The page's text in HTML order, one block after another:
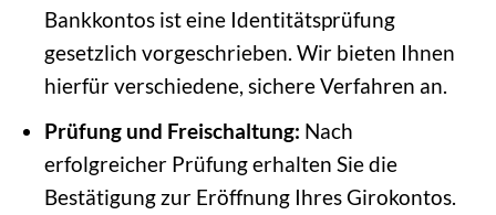
Bankkontos ist eine Identitätsprüfung
gesetzlich vorgeschrieben. Wir bieten Ihnen
hierfür verschiedene, sichere Verfahren an.
Prüfung und Freischaltung: Nach
erfolgreicher Prüfung erhalten Sie die
Bestätigung zur Eröffnung Ihres Girokontos.